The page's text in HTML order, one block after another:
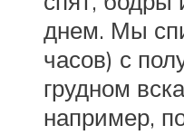
днем. Мы
часов) с
грудном
например,